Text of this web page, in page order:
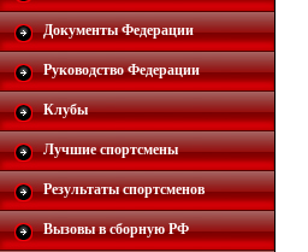
Документы Федерации
Руководство Федерации
Клубы
Лучшие спортсмены
Результаты спортсменов
Вызовы в сборную РФ